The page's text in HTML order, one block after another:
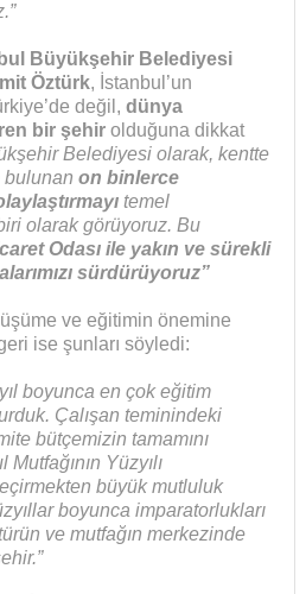
Büyükşehir Belediyesi
Öztürk, İstanbul’un
değil, dünya
bir şehir olduğuna dikkat
Belediyesi olarak, kentte
bulunan on binlerce
temel
olarak görüyoruz. Bu
Odası ile yakın ve sürekli
sürdürüyoruz”
ve eğitimin önemine
ise şunları söyledi:
boyunca en çok eğitim
Çalışan teminindeki
bütçemizin tamamını
Yüzyılı
büyük mutluluk
boyunca imparatorlukları
ve mutfağın merkezinde